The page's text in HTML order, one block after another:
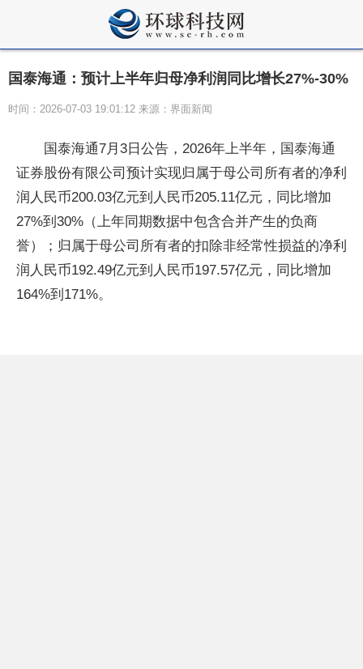
国泰海通：预计上半年归母净利润同比增长27%-30%
时间：2026-07-03 19:01:12 来源：界面新闻
国泰海通7月3日公告，2026年上半年，国泰海通
证券股份有限公司预计实现归属于母公司所有者的净利
润人民币200.03亿元到人民币205.11亿元，同比增加
27%到30%（上年同期数据中包含合并产生的负商
誉）；归属于母公司所有者的扣除非经常性损益的净利
润人民币192.49亿元到人民币197.57亿元，同比增加
164%到171%。